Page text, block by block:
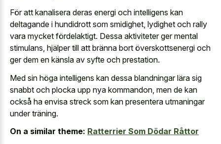
För att kanalisera deras energi och intelligens kan
deltagande i hundidrott som smidighet, lydighet och rally
vara mycket fördelaktigt. Dessa aktiviteter ger mental
stimulans, hjälper till att bränna bort överskottsenergi och
ger dem en känsla av syfte och prestation.
Med sin höga intelligens kan dessa blandningar lära sig
snabbt och plocka upp nya kommandon, men de kan
också ha envisa streck som kan presentera utmaningar
under träning.
On a similar theme: Ratterrier Som Dödar Råttor